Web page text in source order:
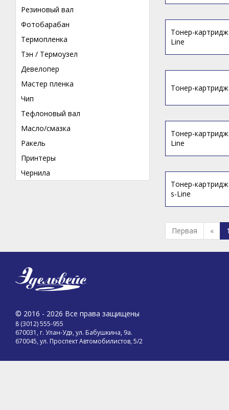
Резиновый вал
Фотобарабан
Термопленка
Тэн / Термоузел
Девелопер
Мастер пленка
Чип
Тефлоновый вал
Масло/смазка
Ракель
Принтеры
Чернила
Тонер-
Line
Тонер-картридж
Тонер-
Line
Тонер-
s-Line
Первая «
© 2016 - 2026 Все права защищены
8 (3012) 555-955
670031, г. Улан-Удэ, ул. Бабушкина, 9а.
670045, ул. Проспект Автомобилистов, 5/2